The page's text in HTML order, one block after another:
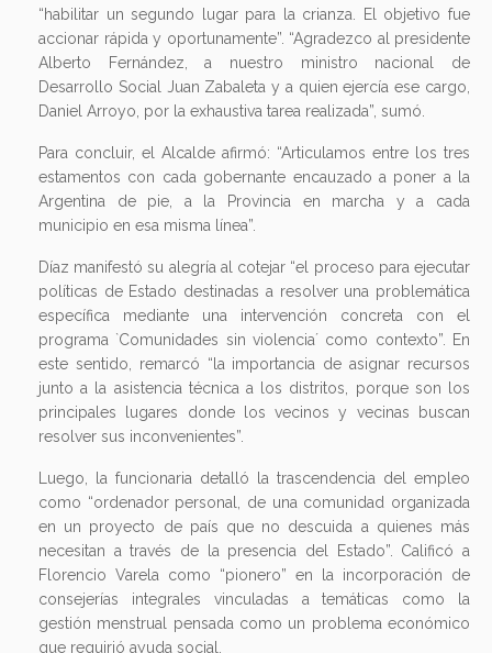
“habilitar un segundo lugar para la crianza. El objetivo fue
accionar rápida y oportunamente”. “Agradezco al presidente
Alberto Fernández, a nuestro ministro nacional de
Desarrollo Social Juan Zabaleta y a quien ejercía ese cargo,
Daniel Arroyo, por la exhaustiva tarea realizada”, sumó.
Para concluir, el Alcalde afirmó: “Articulamos entre los tres
estamentos con cada gobernante encauzado a poner a la
Argentina de pie, a la Provincia en marcha y a cada
municipio en esa misma línea”.
Díaz manifestó su alegría al cotejar “el proceso para ejecutar
políticas de Estado destinadas a resolver una problemática
específica mediante una intervención concreta con el
programa `Comunidades sin violencia´ como contexto”. En
este sentido, remarcó “la importancia de asignar recursos
junto a la asistencia técnica a los distritos, porque son los
principales lugares donde los vecinos y vecinas buscan
resolver sus inconvenientes”.
Luego, la funcionaria detalló la trascendencia del empleo
como “ordenador personal, de una comunidad organizada
en un proyecto de país que no descuida a quienes más
necesitan a través de la presencia del Estado”. Calificó a
Florencio Varela como “pionero” en la incorporación de
consejerías integrales vinculadas a temáticas como la
gestión menstrual pensada como un problema económico
que requirió ayuda social.